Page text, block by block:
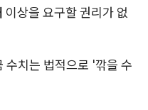
이상을 요구할 권리가 없
수치는 법적으로 '깎을 수